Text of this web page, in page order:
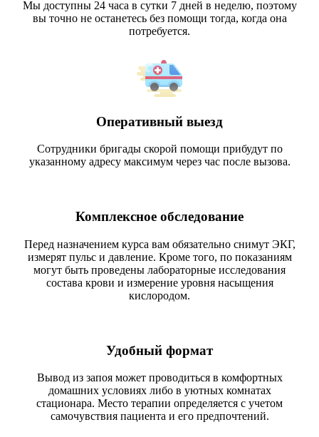
Мы доступны 24 часа в сутки 7 дней в неделю, поэтому
вы точно не останетесь без помощи тогда, когда она
потребуется.
Оперативный выезд
Сотрудники бригады скорой помощи прибудут по
указанному адресу максимум через час после вызова.
Комплексное обследование
Перед назначением курса вам обязательно снимут ЭКГ,
измерят пульс и давление. Кроме того, по показаниям
могут быть проведены лабораторные исследования
состава крови и измерение уровня насыщения
кислородом.
Удобный формат
Вывод из запоя может проводиться в комфортных
домашних условиях либо в уютных комнатах
стационара. Место терапии определяется с учетом
самочувствия пациента и его предпочтений.